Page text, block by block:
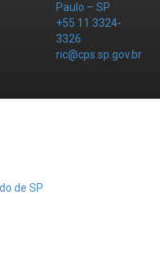
Paulo – SP
+55 11 3324-
3326
ric@cps.sp.gov.br